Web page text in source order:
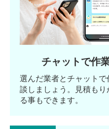
チャットで作
選んだ業者とチャット
談しましょう。見積も
る事もできます。